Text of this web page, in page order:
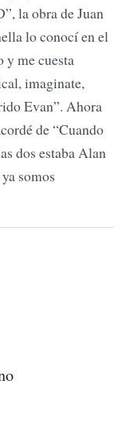
la obra de Juan
lo conocí en el
me cuesta
imaginate,
Evan”. Ahora
de “Cuando
dos estaba Alan
somos